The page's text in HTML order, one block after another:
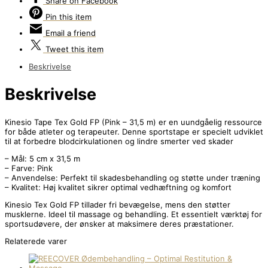
Pin this item
Email a friend
Tweet this item
Beskrivelse
Beskrivelse
Kinesio Tape Tex Gold FP (Pink – 31,5 m) er en uundgåelig ressource
for både atleter og terapeuter. Denne sportstape er specielt udviklet
til at forbedre blodcirkulationen og lindre smerter ved skader
– Mål: 5 cm x 31,5 m
– Farve: Pink
– Anvendelse: Perfekt til skadesbehandling og støtte under træning
– Kvalitet: Høj kvalitet sikrer optimal vedhæftning og komfort
Kinesio Tex Gold FP tillader fri bevægelse, mens den støtter
musklerne. Ideel til massage og behandling. Et essentielt værktøj for
sportsudøvere, der ønsker at maksimere deres præstationer.
Relaterede varer